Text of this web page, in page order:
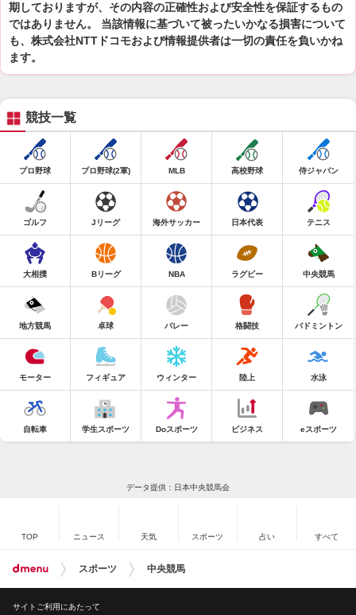
期しておりますが、その内容の正確性および安全性を保証するもの
ではありません。 当該情報に基づいて被ったいかなる損害について
も、株式会社NTTドコモおよび情報提供者は一切の責任を負いかね
ます。
競技一覧
プロ野球 プロ野球(2軍) MLB 高校野球 侍ジャパン
ゴルフ Jリーグ 海外サッカー 日本代表 テニス
大相撲 Bリーグ NBA ラグビー 中央競馬
地方競馬 卓球 バレー 格闘技 バドミントン
モーター フィギュア ウィンター 陸上 水泳
自転車 学生スポーツ Doスポーツ ビジネス eスポーツ
データ提供：日本中央競馬会
TOP ニュース 天気 スポーツ 占い すべて
スポーツ 中央競馬
サイトご利用にあたって